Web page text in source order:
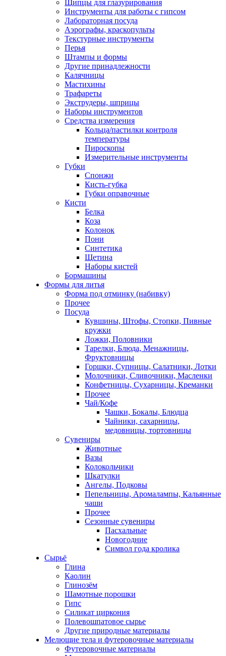
Щипцы для глазурирования
Инструменты для работы с гипсом
Лабораторная посуда
Аэрографы, краскопульты
Текстурные инструменты
Перья
Штампы и формы
Другие принадлежности
Калячницы
Мастихины
Трафареты
Экструдеры, шприцы
Наборы инструментов
Средства измерения
Кольца/пастилки контроля
температуры
Пироскопы
Измерительные инструменты
Губки
Спонжи
Кисть-губка
Губки оправочные
Кисти
Белка
Коза
Колонок
Пони
Синтетика
Щетина
Наборы кистей
Бормашины
Формы для литья
Форма под отминку (набивку)
Прочее
Посуда
Кувшины, Штофы, Стопки, Пивные
кружки
Ложки, Половники
Тарелки, Блюда, Менажницы,
Фруктовницы
Горшки, Супницы, Салатники, Лотки
Молочники, Сливочники, Масленки
Конфетницы, Сухарницы, Креманки
Прочее
Чай/Кофе
Чашки, Бокалы, Блюдца
Чайники, сахарницы,
медовницы, тортовницы
Сувениры
Животные
Вазы
Колокольчики
Шкатулки
Ангелы, Подковы
Пепельницы, Аромалампы, Кальянные
чаши
Прочее
Сезонные сувениры
Пасхальные
Новогодние
Символ года кролика
Сырьё
Глина
Каолин
Глинозём
Шамотные порошки
Гипс
Силикат циркония
Полевошпатовое сырье
Другие природные материалы
Мелющие тела и футеровочные материалы
Футеровочные материалы